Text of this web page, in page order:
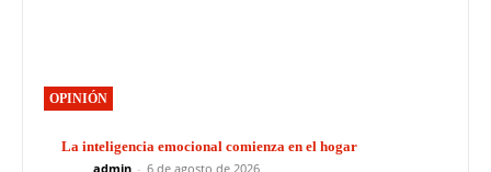
OPINIÓN
La inteligencia emocional comienza en el hogar
admin - 6 de agosto de 2026